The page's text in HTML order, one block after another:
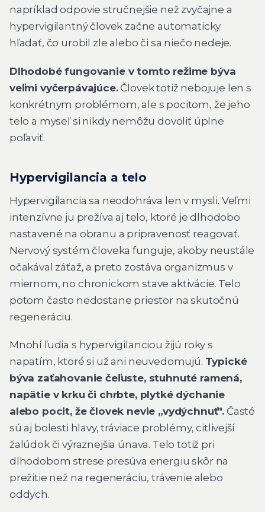
napríklad odpovie stručnejšie než zvyčajne a
hypervigilantný človek začne automaticky
hľadať, čo urobil zle alebo či sa niečo nedeje.
Dlhodobé fungovanie v tomto režime býva
veľmi vyčerpávajúce.Človek totiž nebojuje len s
konkrétnym problémom, ale s pocitom, že jeho
telo a myseľ si nikdy nemôžu dovoliť úplne
poľaviť.
Hypervigilancia a telo
Hypervigilancia sa neodohráva len v mysli. Veľmi
intenzívne ju prežíva aj telo, ktoré je dlhodobo
nastavené na obranu a pripravenosť reagovať.
Nervový systém človeka funguje, akoby neustále
očakával záťaž, a preto zostáva organizmus v
miernom, no chronickom stave aktivácie. Telo
potom často nedostane priestor na skutočnú
regeneráciu.
Mnohí ľudia s hypervigilanciou žijú roky s
napätím, ktoré si už ani neuvedomujú. Typické
býva zaťahovanie čeľuste, stuhnuté ramená,
napätie v krku či chrbte, plytké dýchanie
alebo pocit, že človek nevie „vydýchnuť". Časté
sú aj bolesti hlavy, tráviace problémy, citlivejší
žalúdok či výraznejšia únava. Telo totiž pri
dlhodobom strese presúva energiu skôr na
prežitie než na regeneráciu, trávenie alebo
oddych.